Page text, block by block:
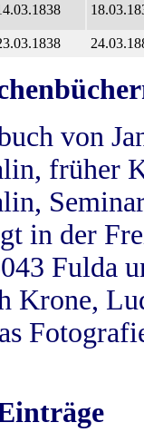
von
früher
in der
Fulda
Krone,